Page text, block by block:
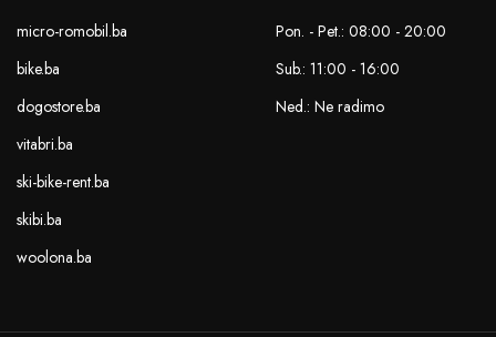
micro-romobil.ba
bike.ba
dogostore.ba
vitabri.ba
ski-bike-rent.ba
skibi.ba
woolona.ba
Pon. - Pet.: 08:00 - 20:00
Sub.: 11:00 - 16:00
Ned.: Ne radimo